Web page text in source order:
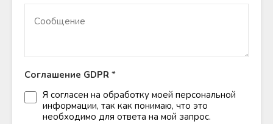
Соглашение GDPR *
Я согласен на обработку моей персональной
информации, так как понимаю, что это
необходимо для ответа на мой запрос.